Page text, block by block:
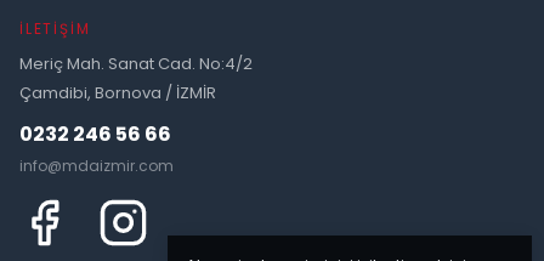
İLETIŞIM
Meriç Mah. Sanat Cad. No:4/2
Çamdibi, Bornova / İZMİR
0232 246 56 66
info@mdaizmir.com